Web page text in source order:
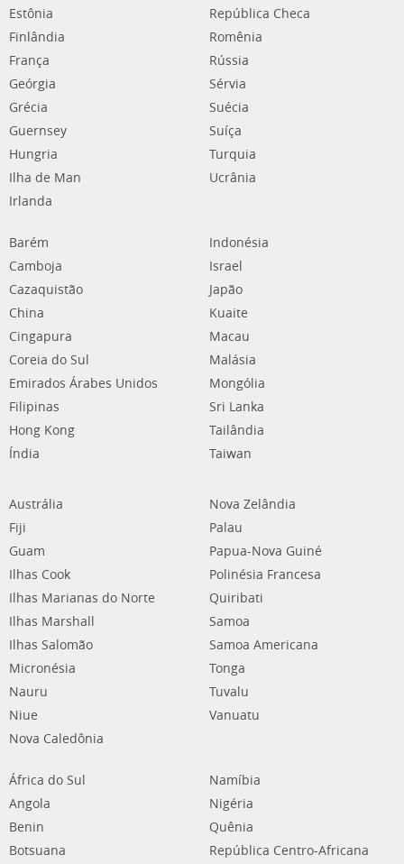
Estônia
Finlândia
França
Geórgia
Grécia
Guernsey
Hungria
Ilha de Man
Irlanda
República Checa
Romênia
Rússia
Sérvia
Suécia
Suíça
Turquia
Ucrânia
Barém
Camboja
Cazaquistão
China
Cingapura
Coreia do Sul
Emirados Árabes Unidos
Filipinas
Hong Kong
Índia
Indonésia
Israel
Japão
Kuaite
Macau
Malásia
Mongólia
Sri Lanka
Tailândia
Taiwan
Austrália
Fiji
Guam
Ilhas Cook
Ilhas Marianas do Norte
Ilhas Marshall
Ilhas Salomão
Micronésia
Nauru
Niue
Nova Caledônia
Nova Zelândia
Palau
Papua-Nova Guiné
Polinésia Francesa
Quiribati
Samoa
Samoa Americana
Tonga
Tuvalu
Vanuatu
África do Sul
Angola
Benin
Botsuana
Namíbia
Nigéria
Quênia
República Centro-Africana